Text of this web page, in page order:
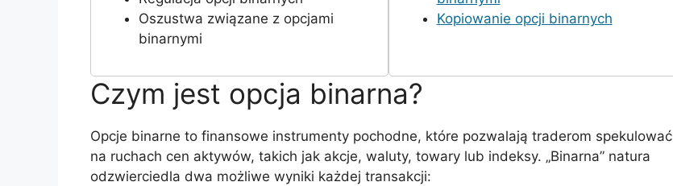
Oszustwa związane z opcjami
binarnymi
Kopiowanie opcji binarnych
Czym jest opcja binarna?
Opcje binarne to finansowe instrumenty pochodne, które pozwalają traderom spekulować
na ruchach cen aktywów, takich jak akcje, waluty, towary lub indeksy. „Binarna” natura
odzwierciedla dwa możliwe wyniki każdej transakcji: